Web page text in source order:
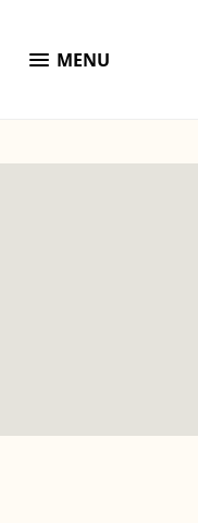
menu MENU